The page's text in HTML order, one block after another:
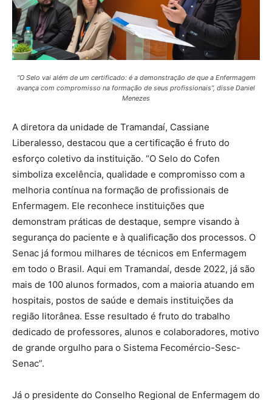
“O Selo vai além de um certificado: é a demonstração de que a Enfermagem
avança com compromisso na formação de seus profissionais”, disse Daniel
Menezes
A diretora da unidade de Tramandaí, Cassiane
Liberalesso, destacou que a certificação é fruto do
esforço coletivo da instituição. “O Selo do Cofen
simboliza excelência, qualidade e compromisso com a
melhoria contínua na formação de profissionais de
Enfermagem. Ele reconhece instituições que
demonstram práticas de destaque, sempre visando à
segurança do paciente e à qualificação dos processos. O
Senac já formou milhares de técnicos em Enfermagem
em todo o Brasil. Aqui em Tramandaí, desde 2022, já são
mais de 100 alunos formados, com a maioria atuando em
hospitais, postos de saúde e demais instituições da
região litorânea. Esse resultado é fruto do trabalho
dedicado de professores, alunos e colaboradores, motivo
de grande orgulho para o Sistema Fecomércio-Sesc-
Senac”.
Já o presidente do Conselho Regional de Enfermagem do